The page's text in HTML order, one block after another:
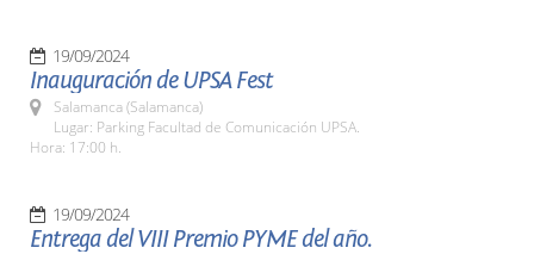
19/09/2024
Inauguración de UPSA Fest
Salamanca (Salamanca)
Lugar: Parking Facultad de Comunicación UPSA.
Hora: 17:00 h.
19/09/2024
Entrega del VIII Premio PYME del año.